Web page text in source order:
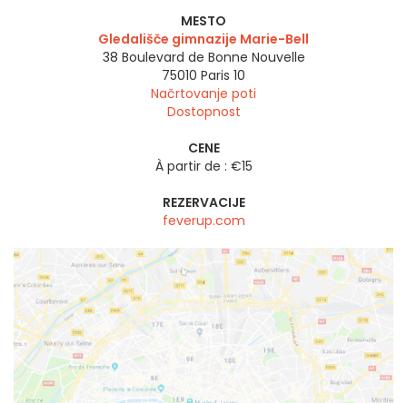
MESTO
Gledališče gimnazije Marie-Bell
38 Boulevard de Bonne Nouvelle
75010 Paris 10
Načrtovanje poti
Dostopnost
CENE
À partir de : €15
REZERVACIJE
feverup.com